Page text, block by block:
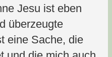
Jesu ist eben
überzeugte
eine Sache, die